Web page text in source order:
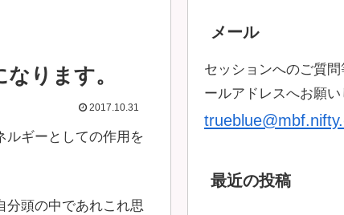
ります。
2017.10.31
ルギーとしての作用を
分頭の中であれこれ思
メール
セッションへのご質
ールアドレスへお願い
最近の投稿